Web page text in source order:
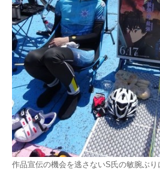
作品宣伝の機会を逃さないS氏の敏腕ぶり